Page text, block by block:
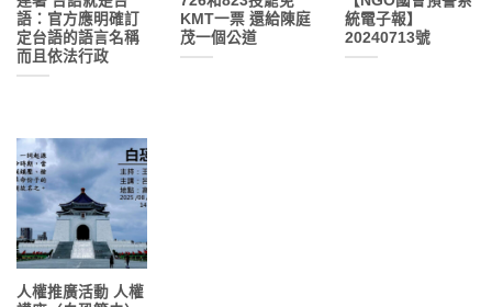
語：官方應明確訂
定台語的語言名稱
而且依法行政
KMT一票 還給陳庭
茂一個公道
統電子報】
20240713號
人權推廣活動 人權